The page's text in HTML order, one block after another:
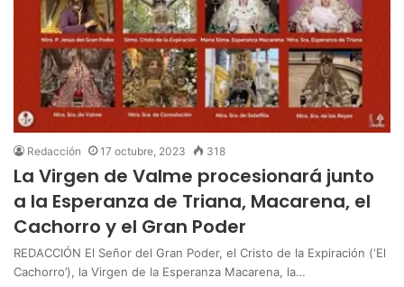
Redacción 17 octubre, 2023 318
La Virgen de Valme procesionará junto
a la Esperanza de Triana, Macarena, el
Cachorro y el Gran Poder
REDACCIÓN El Señor del Gran Poder, el Cristo de la Expiración (‘El
Cachorro’), la Virgen de la Esperanza Macarena, la…